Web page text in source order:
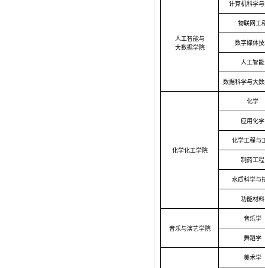
人工智能与
大数据学院
计算机科学
物联网工
数字媒体
人工智能
数据科学与大
化学化工学院
化学
应用化学
化学工程与
制药工程
水质科学与
功能材料
音乐与演艺学院
音乐学
舞蹈学
美术学